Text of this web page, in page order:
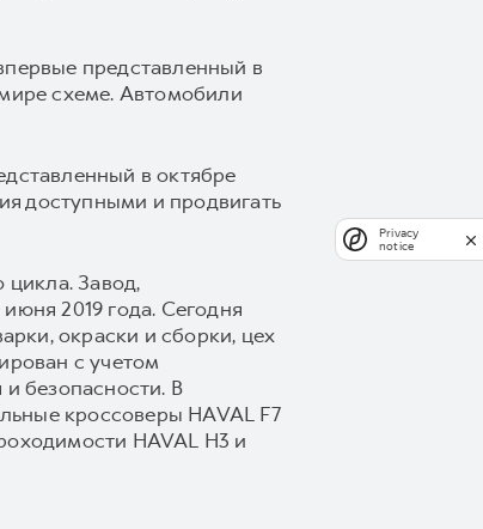
представленный в
схеме. Автомобили
в октябре
доступными и продвигать
цикла. Завод,
2019 года. Сегодня
окраски и сборки, цех
с учетом
безопасности. В
кроссоверы HAVAL F7
HAVAL H3 и
Privacy
notice